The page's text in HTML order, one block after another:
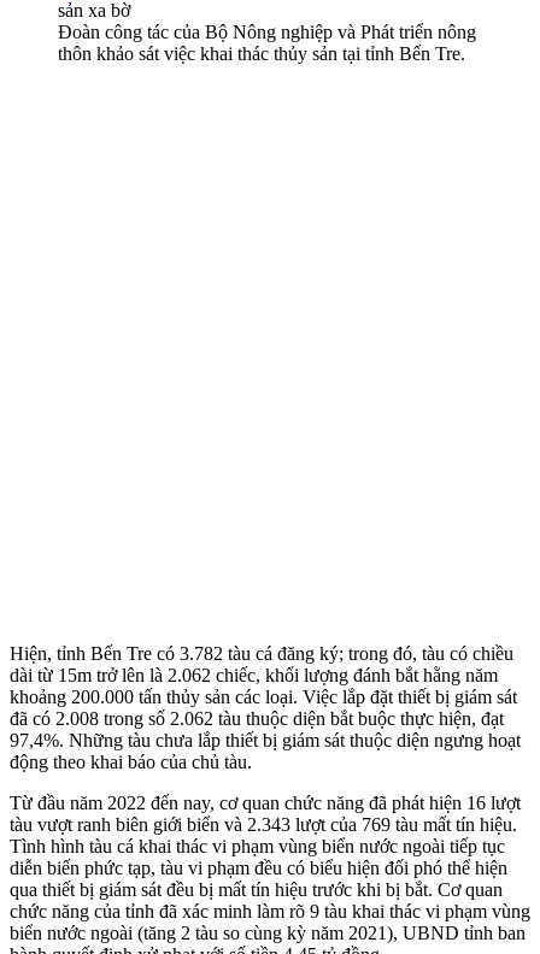
Đoàn công tác của Bộ Nông nghiệp và Phát triển nông
thôn khảo sát việc khai thác thủy sản tại tỉnh Bến Tre.
Hiện, tỉnh Bến Tre có 3.782 tàu cá đăng ký; trong đó, tàu có chiều
dài từ 15m trở lên là 2.062 chiếc, khối lượng đánh bắt hằng năm
khoảng 200.000 tấn thủy sản các loại. Việc lắp đặt thiết bị giám sát
đã có 2.008 trong số 2.062 tàu thuộc diện bắt buộc thực hiện, đạt
97,4%. Những tàu chưa lắp thiết bị giám sát thuộc diện ngưng hoạt
động theo khai báo của chủ tàu.
Từ đầu năm 2022 đến nay, cơ quan chức năng đã phát hiện 16 lượt
tàu vượt ranh biên giới biển và 2.343 lượt của 769 tàu mất tín hiệu.
Tình hình tàu cá khai thác vi phạm vùng biển nước ngoài tiếp tục
diễn biến phức tạp, tàu vi phạm đều có biểu hiện đối phó thể hiện
qua thiết bị giám sát đều bị mất tín hiệu trước khi bị bắt. Cơ quan
chức năng của tỉnh đã xác minh làm rõ 9 tàu khai thác vi phạm vùng
biển nước ngoài (tăng 2 tàu so cùng kỳ năm 2021), UBND tỉnh ban